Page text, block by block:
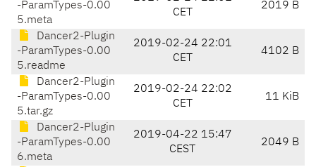
-ParamTypes-0.00
5.meta
CET
2019 B
Dancer2-Plugin
-ParamTypes-0.00
5.readme
2019-02-24 22:01
CET
4102 B
Dancer2-Plugin
-ParamTypes-0.00
5.tar.gz
2019-02-24 22:02
CET
11 KiB
Dancer2-Plugin
-ParamTypes-0.00
6.meta
2019-04-22 15:47
CEST
2049 B